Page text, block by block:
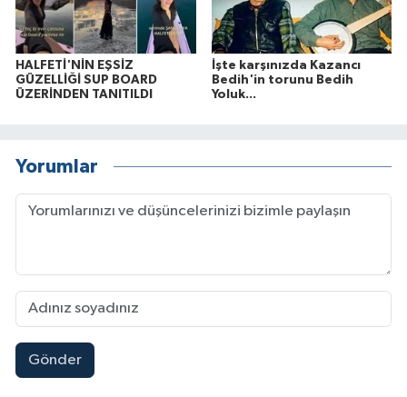
HALFETİ'NİN EŞSİZ
GÜZELLİĞİ SUP BOARD
ÜZERİNDEN TANITILDI
İşte karşınızda Kazancı
Bedih'in torunu Bedih
Yoluk...
Yorumlar
Gönder